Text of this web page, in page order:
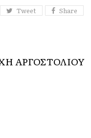
Tweet Share
ΑΡΓΟΣΤΟΛΙΟΥ